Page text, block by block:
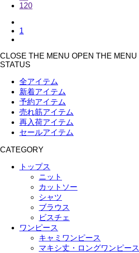
120
1
CLOSE THE MENU OPEN THE MENU
STATUS
全アイテム
新着アイテム
予約アイテム
売れ筋アイテム
再入荷アイテム
セールアイテム
CATEGORY
トップス
ニット
カットソー
シャツ
ブラウス
ビスチェ
ワンピース
キャミワンピース
マキシ丈・ロングワンピース